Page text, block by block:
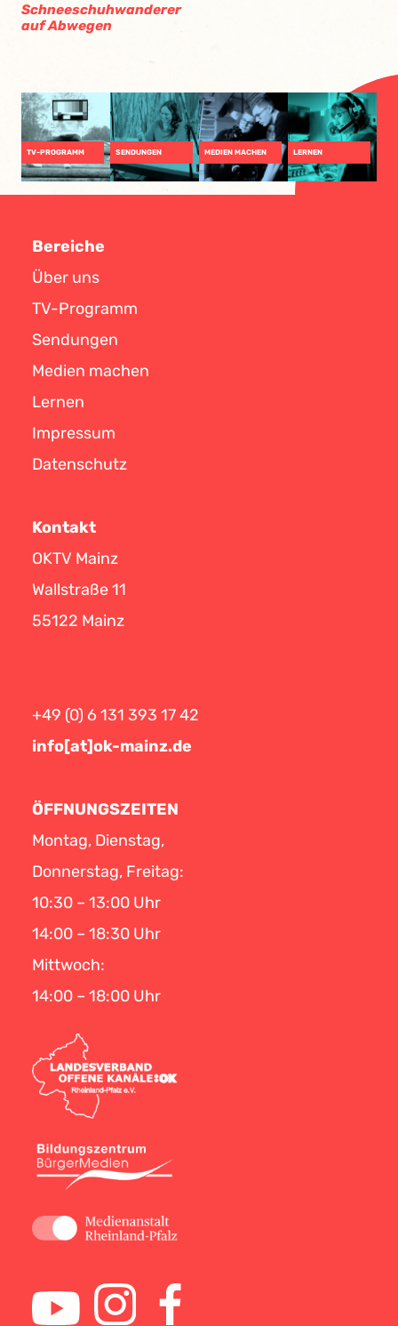
Schneeschuhwanderer
auf Abwegen
TV-PROGRAMM SENDUNGEN MEDIEN MACHEN LERNEN
Bereiche
Über uns
TV-Programm
Sendungen
Medien machen
Lernen
Impressum
Datenschutz
Kontakt
OKTV Mainz
Wallstraße 11
55122 Mainz
+49 (0) 6 131 393 17 42
info[at]ok-mainz.de
ÖFFNUNGSZEITEN
Montag, Dienstag,
Donnerstag, Freitag:
10:30 – 13:00 Uhr
14:00 – 18:30 Uhr
Mittwoch:
14:00 – 18:00 Uhr